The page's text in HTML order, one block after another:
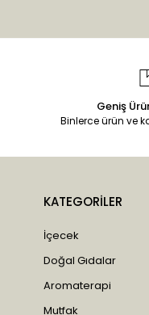
Geniş
Binlerce ürün ve
KATEGORİLER
İçecek
Doğal Gıdalar
Aromaterapi
Mutfak